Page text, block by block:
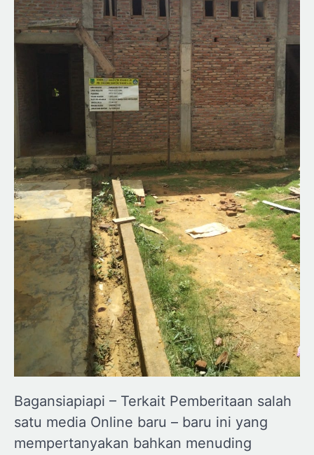
Bagansiapiapi – Terkait Pemberitaan salah
satu media Online baru – baru ini yang
mempertanyakan bahkan menuding